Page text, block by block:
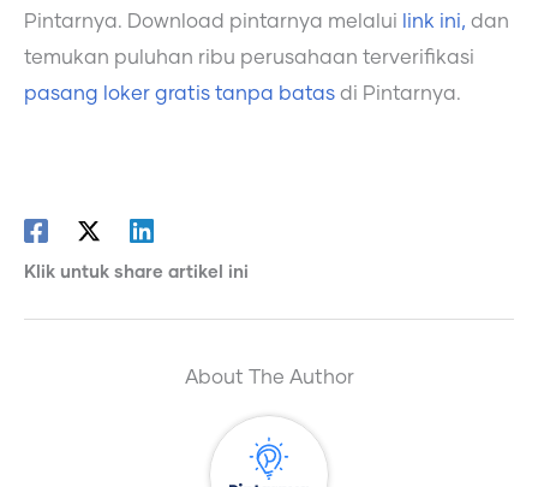
Pintarnya. Download pintarnya melalui
link ini, dan
temukan puluhan ribu perusahaan terverifikasi
pasang loker gratis tanpa batas di Pintarnya.
Klik untuk share artikel ini
About The Author